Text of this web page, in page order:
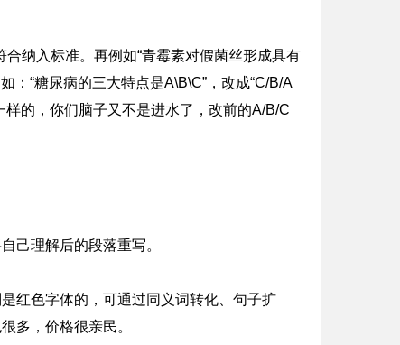
纳入标准。再例如“青霉素对假菌丝形成具有
：“糖尿病的三大特点是A\B\C”，改成“C/B/A
的，你们脑子又不是进水了，改前的A/B/C
己理解后的段落重写。
红色字体的，可通过同义词转化、句子扩
多，价格很亲民。